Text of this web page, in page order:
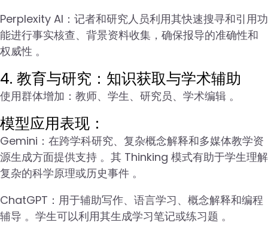
Perplexity AI：记者和研究人员利用其快速搜寻和引用功
能进行事实核查、背景资料收集，确保报导的准确性和
权威性 。
4. 教育与研究：知识获取与学术辅助
使用群体增加：教师、学生、研究员、学术编辑 。
模型应用表现：
Gemini：在跨学科研究、复杂概念解释和多媒体教学资
源生成方面提供支持 。其 Thinking 模式有助于学生理解
复杂的科学原理或历史事件 。
ChatGPT：用于辅助写作、语言学习、概念解释和编程
辅导 。学生可以利用其生成学习笔记或练习题 。